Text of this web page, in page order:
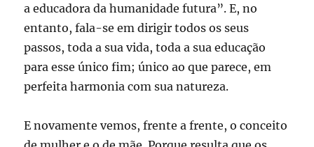
a educadora da humanidade futura”. E, no
entanto, fala-se em dirigir todos os seus
passos, toda a sua vida, toda a sua educação
para esse único fim; único ao que parece, em
perfeita harmonia com sua natureza.
E novamente vemos, frente a frente, o conceito